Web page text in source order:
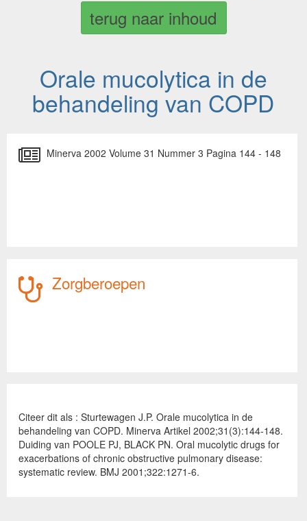
terug naar inhoud
Orale mucolytica in de
behandeling van COPD
Minerva 2002 Volume 31 Nummer 3 Pagina 144 - 148
Zorgberoepen
Citeer dit als : Sturtewagen J.P. Orale mucolytica in de
behandeling van COPD. Minerva Artikel 2002;31(3):144-148.
Duiding van POOLE PJ, BLACK PN. Oral mucolytic drugs for
exacerbations of chronic obstructive pulmonary disease:
systematic review. BMJ 2001;322:1271-6.